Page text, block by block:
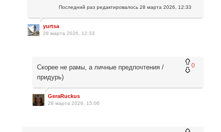
Последний раз редактировалось 28 марта 2026, 12:33
yurtsa
28 марта 2026, 12:33
0
Скорее не рамы, а личные предпочтения /
придурь)
GeraRuckus
28 марта 2026, 15:06